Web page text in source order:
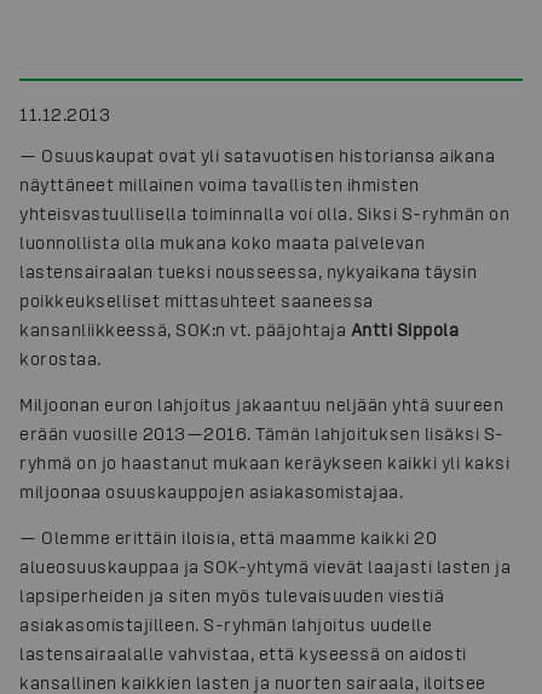
11.12.2013
— Osuuskaupat ovat yli satavuotisen historiansa aikana
näyttäneet millainen voima tavallisten ihmisten
yhteisvastuullisella toiminnalla voi olla. Siksi S-ryhmän on
luonnollista olla mukana koko maata palvelevan
lastensairaalan tueksi nousseessa, nykyaikana täysin
poikkeukselliset mittasuhteet saaneessa
kansanliikkeessä, SOK:n vt. pääjohtaja Antti Sippola
korostaa.
Miljoonan euron lahjoitus jakaantuu neljään yhtä suureen
erään vuosille 2013—2016. Tämän lahjoituksen lisäksi S-
ryhmä on jo haastanut mukaan keräykseen kaikki yli kaksi
miljoonaa osuuskauppojen asiakasomistajaa.
— Olemme erittäin iloisia, että maamme kaikki 20
alueosuuskauppaa ja SOK-yhtymä vievät laajasti lasten ja
lapsiperheiden ja siten myös tulevaisuuden viestiä
asiakasomistajilleen. S-ryhmän lahjoitus uudelle
lastensairaalalle vahvistaa, että kyseessä on aidosti
kansallinen kaikkien lasten ja nuorten sairaala, iloitsee